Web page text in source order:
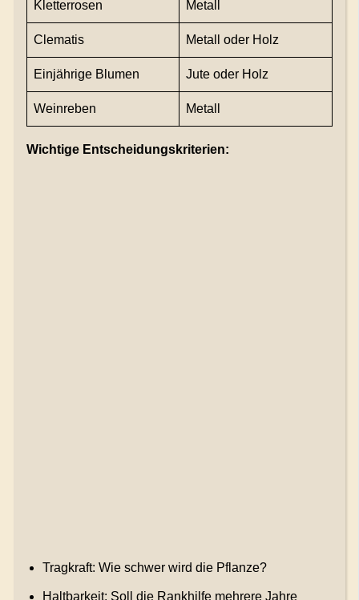
Kletterrosen Metall
Clematis Metall oder Holz
Einjährige Blumen Jute oder Holz
Weinreben Metall
Wichtige Entscheidungskriterien:
Tragkraft: Wie schwer wird die Pflanze?
Haltbarkeit: Soll die Rankhilfe mehrere Jahre